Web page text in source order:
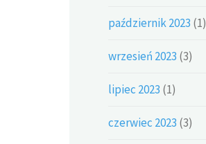
październik 2023 (1)
wrzesień 2023 (3)
lipiec 2023 (1)
czerwiec 2023 (3)